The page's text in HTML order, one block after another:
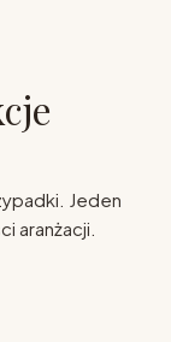
Jeden
aranżacji.